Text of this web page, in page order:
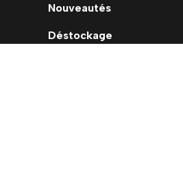
Nouveautés
Déstockage